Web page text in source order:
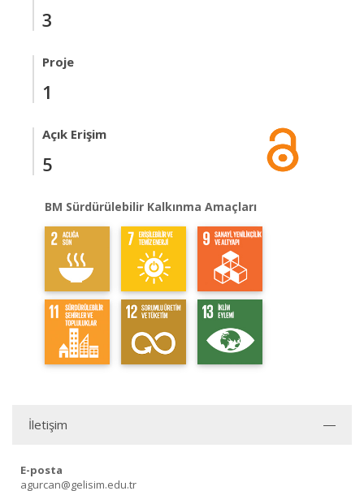
3
Proje
1
Açık Erişim
5
BM Sürdürülebilir Kalkınma Amaçları
İletişim
E-posta
agurcan@gelisim.edu.tr